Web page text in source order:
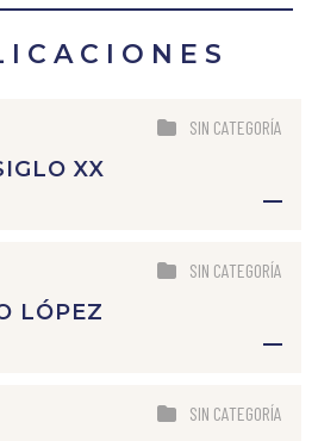
SIN CATEGORÍA
XX
SIN CATEGORÍA
LÓPEZ
SIN CATEGORÍA